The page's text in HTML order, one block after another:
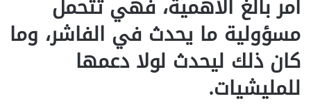
أمر بالغ الأهمية، فهي تتحمل
مسؤولية ما يحدث في الفاشر، وما
كان ذلك ليحدث لولا دعمها
للمليشيات.